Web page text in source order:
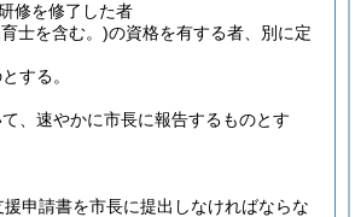
修を修了した者
士を含む。)の資格を有する者、別に定
する。
、速やかに市長に報告するものとす
申請書を市長に提出しなければならな